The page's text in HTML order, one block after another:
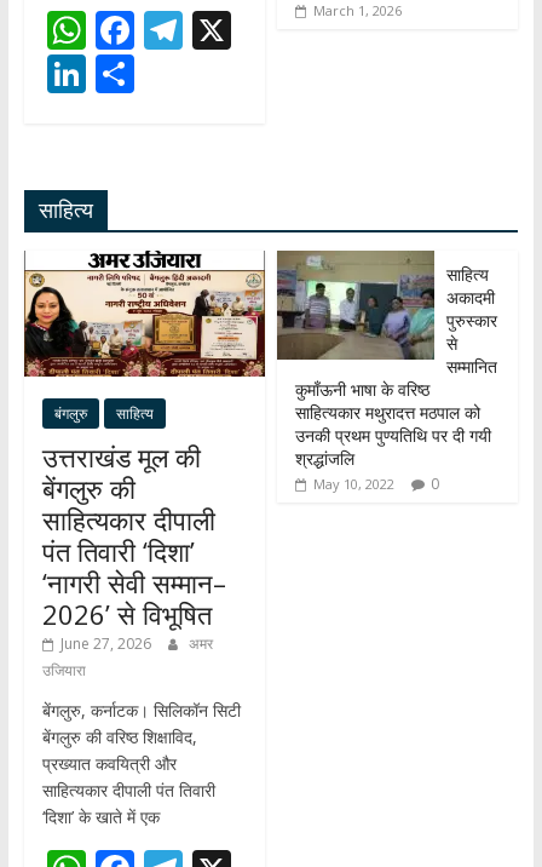
W
h
at
A
p
p
F
ac
e
o
k
T
m
X
Li
e
dI
n
S
March 1, 2026
साहित्य
बंगलुरु साहित्य
उत्तराखंड मूल की
बेंगलुरु की
साहित्यकार दीपाली
पंत तिवारी ‘दिशा’
‘नागरी सेवी सम्मान–
2026’ से विभूषित
June 27, 2026
अमर
उजियारा
बेंगलुरु, कर्नाटक। सिलिकॉन सिटी
बेंगलुरु की वरिष्ठ शिक्षाविद,
प्रख्यात कवयित्री और
साहित्यकार दीपाली पंत तिवारी
‘दिशा’ के खाते में एक
साहित्य
अकादमी
पुरुस्कार
से
सम्मानित
कुमाँऊनी भाषा के वरिष्ठ
साहित्यकार मथुरादत्त मठपाल को
उनकी प्रथम पुण्यतिथि पर दी गयी
श्रद्धांजलि
May 10, 2022 0